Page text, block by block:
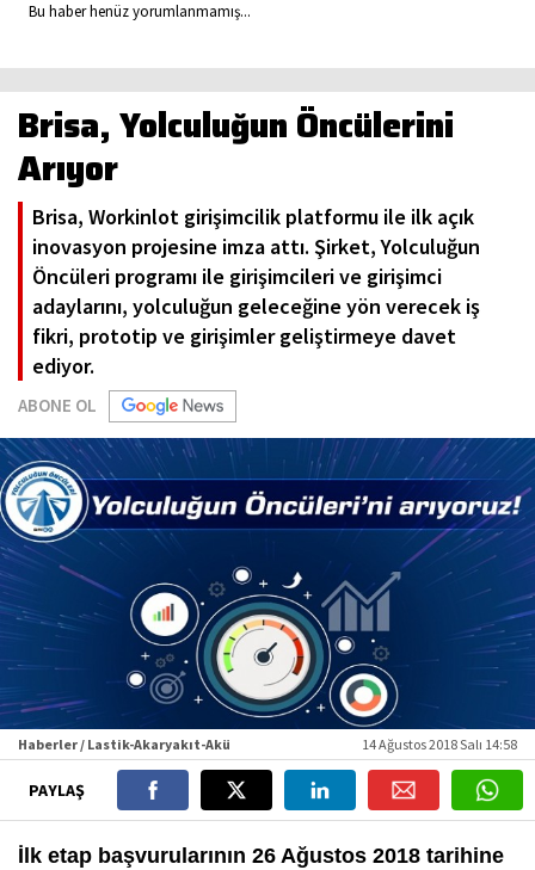
Bu haber henüz yorumlanmamış...
Brisa, Yolculuğun Öncülerini
Arıyor
Brisa, Workinlot girişimcilik platformu ile ilk açık
inovasyon projesine imza attı. Şirket, Yolculuğun
Öncüleri programı ile girişimcileri ve girişimci
adaylarını, yolculuğun geleceğine yön verecek iş
fikri, prototip ve girişimler geliştirmeye davet
ediyor.
ABONE OL
Haberler / Lastik-Akaryakıt-Akü 14 Ağustos 2018 Salı 14:58
PAYLAŞ
İlk etap başvurularının 26 Ağustos 2018 tarihine